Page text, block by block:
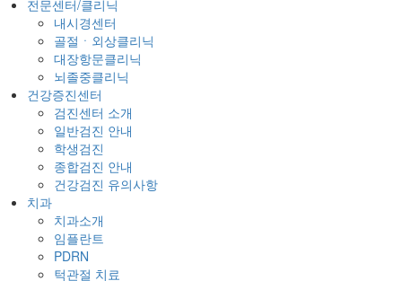
전문센터/클리닉
내시경센터
골절ㆍ외상클리닉
대장항문클리닉
뇌졸중클리닉
건강증진센터
검진센터 소개
일반검진 안내
학생검진
종합검진 안내
건강검진 유의사항
치과
치과소개
임플란트
PDRN
턱관절 치료